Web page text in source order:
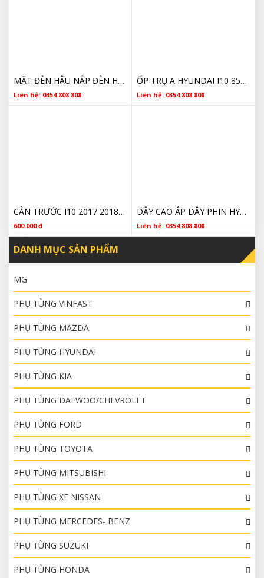
MẶT ĐÈN HÂU NẮP ĐÈN HẬU HYUNDAI I10 SEDAN 2015 2016 GIÁ TỐT
Liên hệ: 0354.808.808
ỐP TRỤ A HYUNDAI I10 85810B4100 CHÍNH HÃNG
Liên hệ: 0354.808.808
CẢN TRƯỚC I10 2017 2018 2019 2020 CHÍNH HÃNG
600.000 đ
DÂY CAO ÁP DÂY PHIN HYUNDAI I10 2745003000 CHÍNH HÃNG
Liên hệ: 0354.808.808
DANH MỤC SẢN PHẨM
MG
PHỤ TÙNG VINFAST
PHỤ TÙNG MAZDA
PHỤ TÙNG HYUNDAI
PHỤ TÙNG KIA
PHỤ TÙNG DAEWOO/CHEVROLET
PHỤ TÙNG FORD
PHỤ TÙNG TOYOTA
PHỤ TÙNG MITSUBISHI
PHỤ TÙNG XE NISSAN
PHỤ TÙNG MERCEDES- BENZ
PHỤ TÙNG SUZUKI
PHỤ TÙNG HONDA